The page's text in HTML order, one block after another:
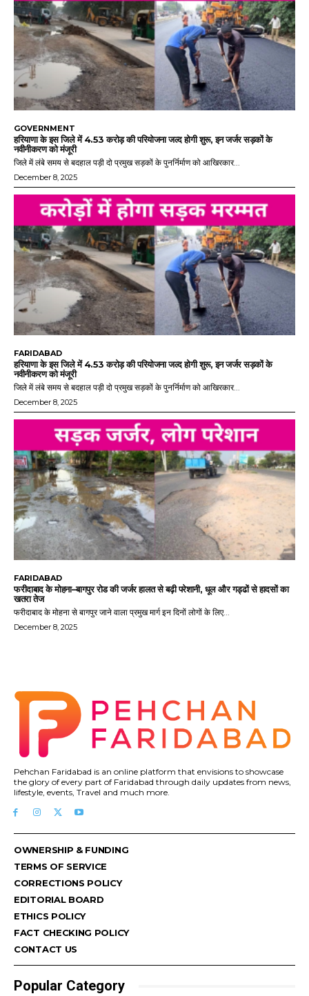
GOVERNMENT
हरियाणा के इस जिले में 4.53 करोड़ की परियोजना जल्द होगी शुरू, इन जर्जर सड़कों के
नवीनीकरण को मंजूरी
जिले में लंबे समय से बदहाल पड़ी दो प्रमुख सड़कों के पुनर्निर्माण को आखिरकार...
December 8, 2025
FARIDABAD
हरियाणा के इस जिले में 4.53 करोड़ की परियोजना जल्द होगी शुरू, इन जर्जर सड़कों के
नवीनीकरण को मंजूरी
जिले में लंबे समय से बदहाल पड़ी दो प्रमुख सड़कों के पुनर्निर्माण को आखिरकार...
December 8, 2025
FARIDABAD
फरीदाबाद के मोहना–बागपुर रोड की जर्जर हालत से बढ़ी परेशानी, धूल और गड्ढों से हादसों का
खतरा तेज
फरीदाबाद के मोहना से बागपुर जाने वाला प्रमुख मार्ग इन दिनों लोगों के लिए...
December 8, 2025
Pehchan Faridabad is an online platform that envisions to showcase
the glory of every part of Faridabad through daily updates from news,
lifestyle, events, Travel and much more.
OWNERSHIP & FUNDING
TERMS OF SERVICE
CORRECTIONS POLICY
EDITORIAL BOARD
ETHICS POLICY
FACT CHECKING POLICY
CONTACT US
Popular Category